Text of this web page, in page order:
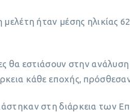
ήταν μέσης ηλικίας
θα εστιάσουν στην
κάθε εποχής,
στη διάρκεια των